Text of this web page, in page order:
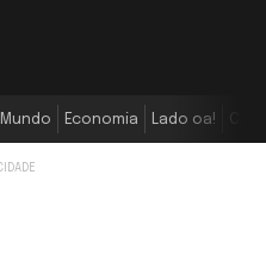
Mundo Economia Lado oa!